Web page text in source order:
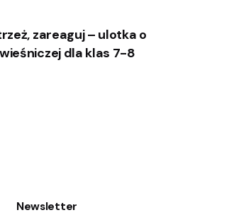
zareaguj – ulotka o
dla klas 7-8
Newsletter